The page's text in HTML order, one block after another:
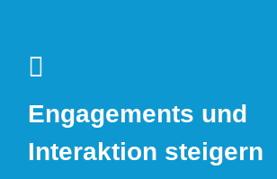
Engagements und
Interaktion steigern